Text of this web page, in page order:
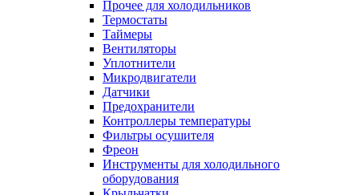
Прочее для холодильников
Термостаты
Таймеры
Вентиляторы
Уплотнители
Микродвигатели
Датчики
Предохранители
Контроллеры температуры
Фильтры осушителя
Фреон
Инструменты для холодильного
оборудования